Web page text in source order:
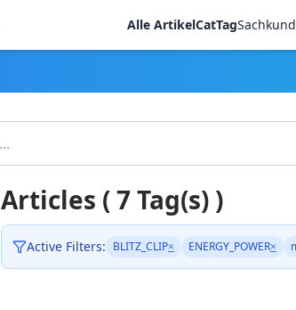
Alle ArtikelCatTag
Articles ( 7 Tag(s) )
Active Filters: BLITZ_CLIP× ENERGY_POWER×